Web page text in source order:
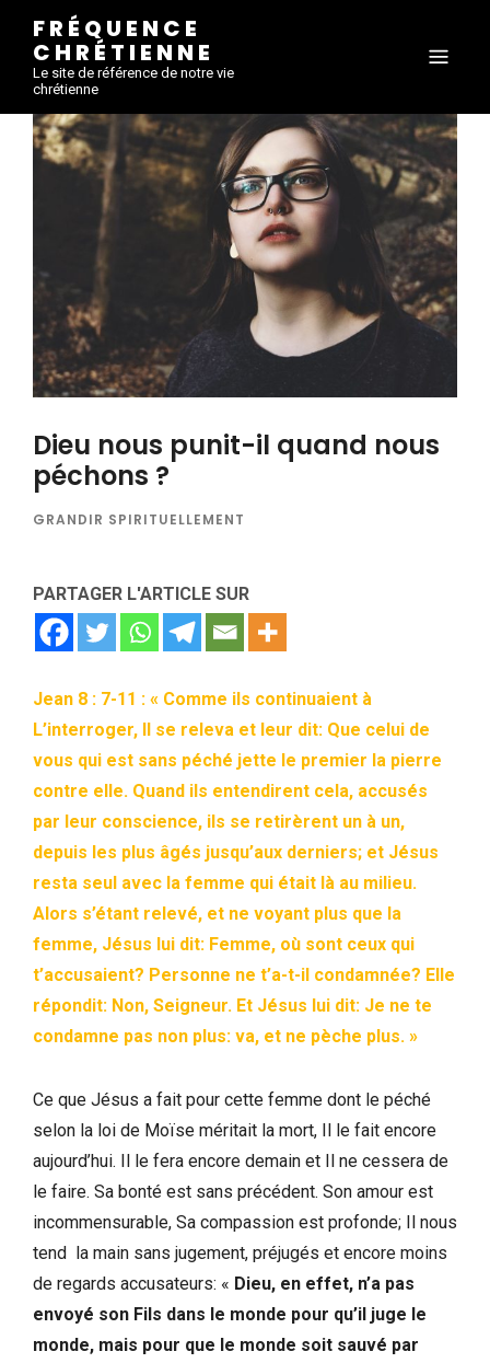
FRÉQUENCE
CHRÉTIENNE
Le site de référence de notre vie
chrétienne
Dieu nous punit-il quand nous
péchons ?
GRANDIR SPIRITUELLEMENT
PARTAGER L'ARTICLE SUR
Jean 8 : 7-11 : « Comme ils continuaient à
L’interroger, Il se releva et leur dit: Que celui de
vous qui est sans péché jette le premier la pierre
contre elle. Quand ils entendirent cela, accusés
par leur conscience, ils se retirèrent un à un,
depuis les plus âgés jusqu’aux derniers; et Jésus
resta seul avec la femme qui était là au milieu.
Alors s’étant relevé, et ne voyant plus que la
femme, Jésus lui dit: Femme, où sont ceux qui
t’accusaient? Personne ne t’a-t-il condamnée? Elle
répondit: Non, Seigneur. Et Jésus lui dit: Je ne te
condamne pas non plus: va, et ne pèche plus. »
Ce que Jésus a fait pour cette femme dont le péché
selon la loi de Moïse méritait la mort, Il le fait encore
aujourd’hui. Il le fera encore demain et Il ne cessera de
le faire. Sa bonté est sans précédent. Son amour est
incommensurable, Sa compassion est profonde; Il nous
tend la main sans jugement, préjugés et encore moins
de regards accusateurs: « Dieu, en effet, n’a pas
envoyé son Fils dans le monde pour qu’il juge le
monde, mais pour que le monde soit sauvé par